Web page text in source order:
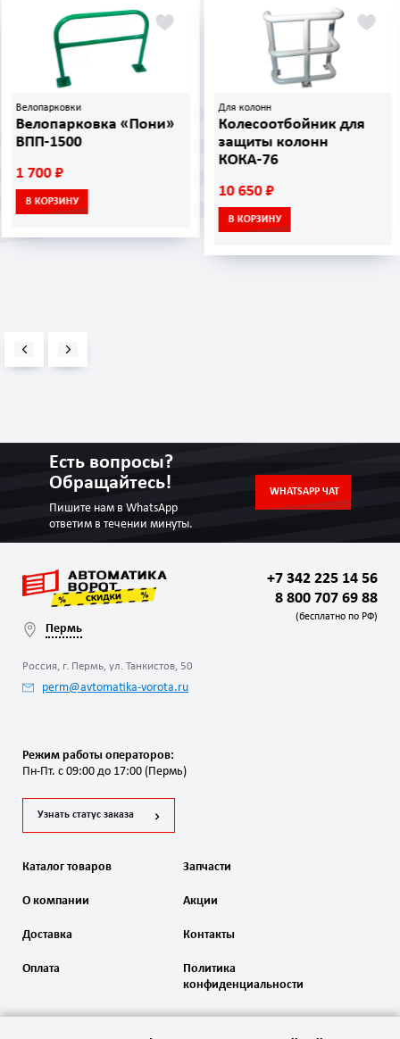
Велопарковки
Велопарковка «Пони»
ВПП-1500
1 700 ₽
В КОРЗИНУ
Для колонн
Колесоотбойник для
защиты колонн
КОКА-76
10 650 ₽
В КОРЗИНУ
Есть вопросы?
Обращайтесь!
Пишите нам в WhatsApp
ответим в течении минуты.
WHATSAPP ЧАТ
Пермь
Россия, г. Пермь, ул. Танкистов, 50
perm@avtomatika-vorota.ru
+7 342 225 14 56
8 800 707 69 88
(бесплатно по РФ)
Режим работы операторов:
Пн-Пт. с 09:00 до 17:00 (Пермь)
Узнать статус заказа
Каталог товаров Запчасти
О компании
Доставка
Оплата
Акции
Контакты
Политика
конфиденциальности